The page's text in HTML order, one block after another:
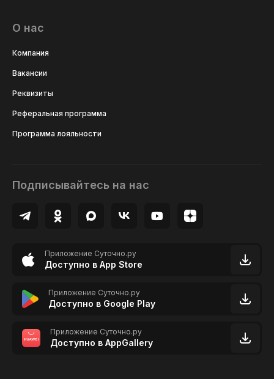
О нас
Компания
Вакансии
Реквизиты
Реферальная программа
Программа лояльности
Подписывайтесь на нас
Приложение Суточно.ру
Доступно в App Store
Приложение Суточно.ру
Доступно в Google Play
Приложение Суточно.ру
Доступно в AppGallery